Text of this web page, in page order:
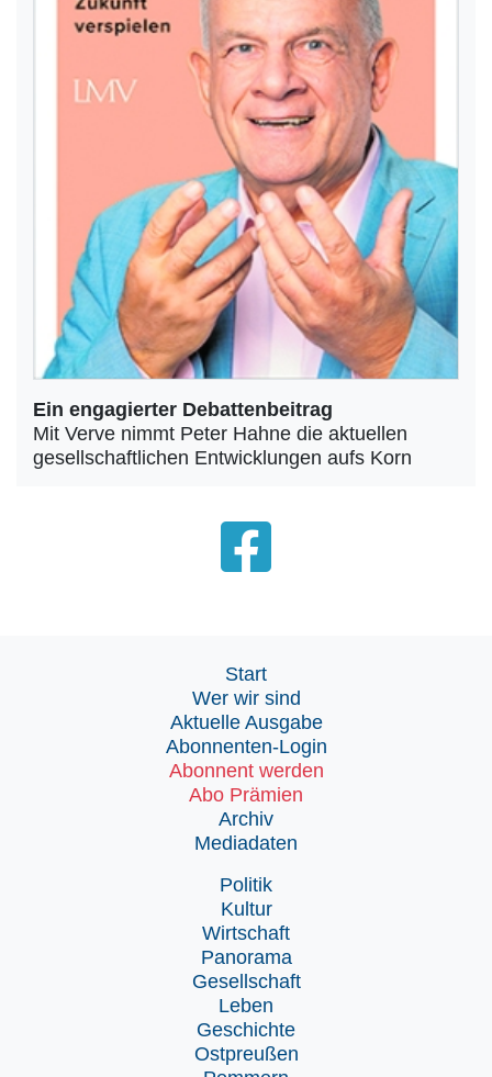
Ein engagierter Debattenbeitrag
Mit Verve nimmt Peter Hahne die aktuellen
gesellschaftlichen Entwicklungen aufs Korn
Start
Wer wir sind
Aktuelle Ausgabe
Abonnenten-Login
Abonnent werden
Abo Prämien
Archiv
Mediadaten
Politik
Kultur
Wirtschaft
Panorama
Gesellschaft
Leben
Geschichte
Ostpreußen